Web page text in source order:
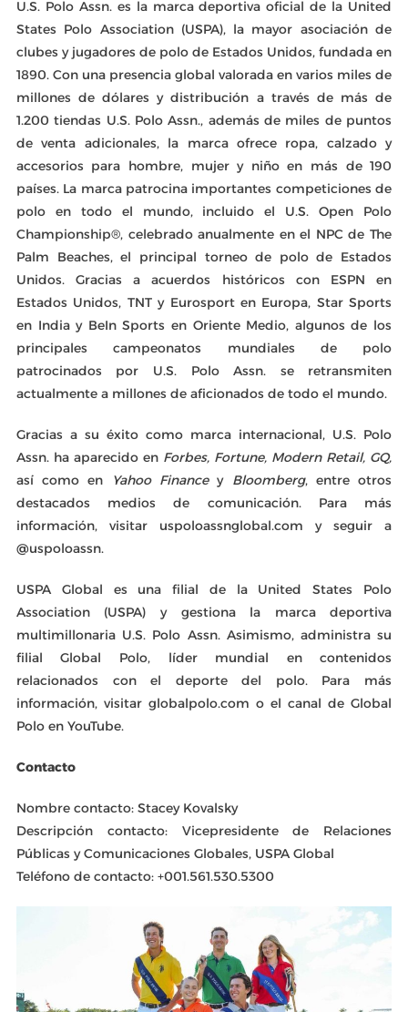
U.S. Polo Assn. es la marca deportiva oficial de la United
States Polo Association (USPA), la mayor asociación de
clubes y jugadores de polo de Estados Unidos, fundada en
1890. Con una presencia global valorada en varios miles de
millones de dólares y distribución a través de más de
1.200 tiendas U.S. Polo Assn., además de miles de puntos
de venta adicionales, la marca ofrece ropa, calzado y
accesorios para hombre, mujer y niño en más de 190
países. La marca patrocina importantes competiciones de
polo en todo el mundo, incluido el U.S. Open Polo
Championship®, celebrado anualmente en el NPC de The
Palm Beaches, el principal torneo de polo de Estados
Unidos. Gracias a acuerdos históricos con ESPN en
Estados Unidos, TNT y Eurosport en Europa, Star Sports
en India y BeIn Sports en Oriente Medio, algunos de los
principales campeonatos mundiales de polo
patrocinados por U.S. Polo Assn. se retransmiten
actualmente a millones de aficionados de todo el mundo.
Gracias a su éxito como marca internacional, U.S. Polo
Assn. ha aparecido en Forbes, Fortune, Modern Retail, GQ,
así como en
Yahoo Financey Bloomberg, entre otros
destacados medios de comunicación. Para más
información, visitar uspoloassnglobal.com y seguir a
@uspoloassn.
USPA Global es una filial de la United States Polo
Association (USPA) y gestiona la marca deportiva
multimillonaria U.S. Polo Assn. Asimismo, administra su
filial Global Polo, líder mundial en contenidos
relacionados con el deporte del polo. Para más
información, visitar globalpolo.com o el canal de Global
Polo en YouTube.
Contacto
Nombre contacto: Stacey Kovalsky
Descripción contacto: Vicepresidente de Relaciones
Públicas y Comunicaciones Globales, USPA Global
Teléfono de contacto: +001.561.530.5300